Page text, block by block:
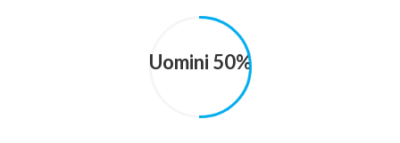
Uomini 50%